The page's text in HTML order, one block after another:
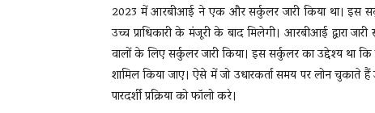
2023 में आरबीआई ने एक और सर्कुलर जारी किया था। इस
उच्च प्राधिकारी के मंजूरी के बाद मिलेगी। आरबीआई द्वारा
वालों के लिए सर्कुलर जारी किया। इस सर्कुलर का उद्देश्य था
शामिल किया जाए। ऐसे में जो उधारकर्ता समय पर लोन
पारदर्शी प्रक्रिया को फॉलो करे।